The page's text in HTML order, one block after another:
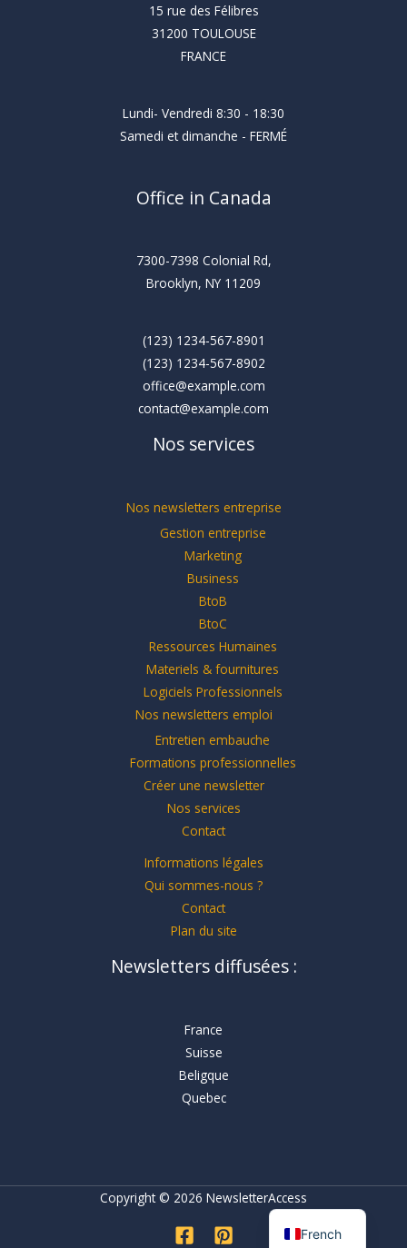
15 rue des Félibres
31200 TOULOUSE
FRANCE
Lundi- Vendredi 8:30 - 18:30
Samedi et dimanche - FERMÉ
Office in Canada
7300-7398 Colonial Rd,
Brooklyn, NY 11209
(123) 1234-567-8901
(123) 1234-567-8902
office@example.com
contact@example.com
Nos services
Nos newsletters entreprise
Gestion entreprise
Marketing
Business
BtoB
BtoC
Ressources Humaines
Materiels & fournitures
Logiciels Professionnels
Nos newsletters emploi
Entretien embauche
Formations professionnelles
Créer une newsletter
Nos services
Contact
Informations légales
Qui sommes-nous ?
Contact
Plan du site
Newsletters diffusées :
France
Suisse
Beligque
Quebec
Copyright © 2026 NewsletterAccess
French